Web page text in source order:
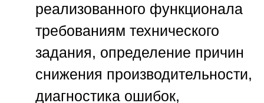
реализованного функционала
требованиям технического
задания, определение причин
снижения производительности,
диагностика ошибок,